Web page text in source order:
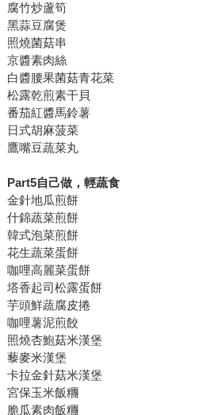
腐竹炒蘆筍
黑蒜豆腐煲
照燒菌菇串
京醬素肉絲
白醬腰果菌菇青花菜
松露乾煎素干貝
番茄紅醬馬鈴薯
日式胡麻菠菜
鷹嘴豆蔬菜丸
Part5自己做，輕蔬食
金針地瓜煎餅
什錦蔬菜煎餅
韓式泡菜煎餅
花生蔬菜蛋餅
咖哩高麗菜蛋餅
塔香起司松露蛋餅
芋頭鮮蔬腐皮捲
咖哩薯泥煎餃
照燒杏鮑菇米漢堡
藜麥米漢堡
卡拉金針菇米漢堡
宮保玉米飯糰
脆瓜素肉飯糰